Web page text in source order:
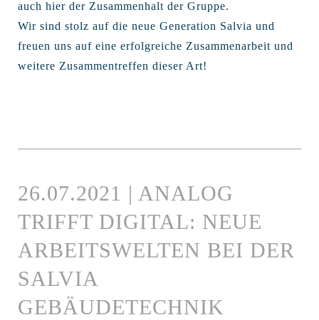
auch hier der Zusammenhalt der Gruppe.
Wir sind stolz auf die neue Generation Salvia und
freuen uns auf eine erfolgreiche Zusammenarbeit und
weitere Zusammentreffen dieser Art!
26.07.2021 | ANALOG
TRIFFT DIGITAL: NEUE
ARBEITSWELTEN BEI DER
SALVIA
GEBÄUDETECHNIK